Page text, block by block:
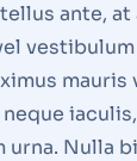
ante,
vestibulum
mauris
Nulla